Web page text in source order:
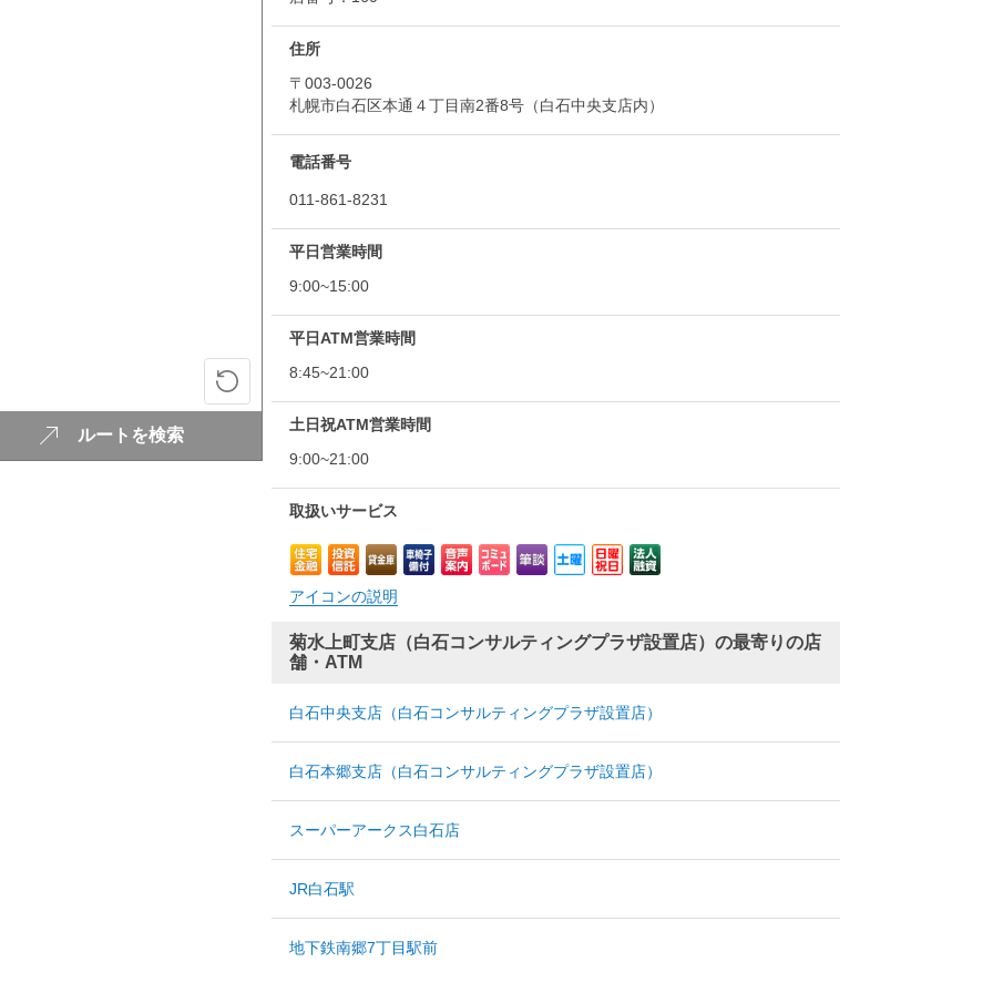
ルートを検索
住所
〒003-0026
札幌市白石区本通４丁目南2番8号（白石中央支店内）
電話番号
011-861-8231
平日営業時間
9:00~15:00
平日ATM営業時間
8:45~21:00
土日祝ATM営業時間
9:00~21:00
取扱いサービス
アイコンの説明
菊水上町支店（白石コンサルティングプラザ設置店）の最寄りの店
舗・ATM
白石中央支店（白石コンサルティングプラザ設置店）
白石本郷支店（白石コンサルティングプラザ設置店）
スーパーアークス白石店
JR白石駅
地下鉄南郷7丁目駅前